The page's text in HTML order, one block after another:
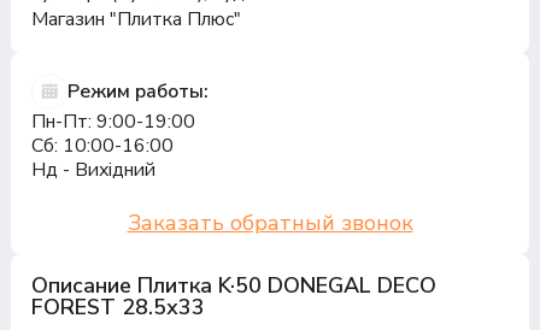
Описание Плитка K·50 DONEGAL DECO
FOREST 28.5х33
Магазин "Плитка Плюс"
Режим работы:
Пн-Пт: 9:00-19:00
Сб: 10:00-16:00
Нд - Вихідний
Заказать обратный звонок